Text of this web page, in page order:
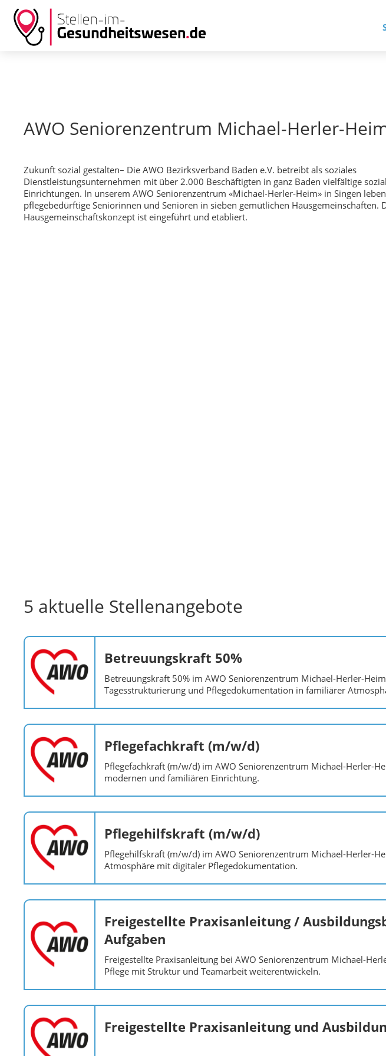
AWO Seniorenzentrum Michael-Herler-
Zukunft sozial gestalten– Die AWO Bezirksverband Baden e.V. betreibt als soziales
Dienstleistungsunternehmen mit über 2.000 Beschäftigten in ganz Baden vielfältige
Einrichtungen. In unserem AWO Seniorenzentrum «Michael-Herler-Heim» in Singen
pflegebedürftige Seniorinnen und Senioren in sieben gemütlichen Hausgemeinschaften.
Hausgemeinschaftskonzept ist eingeführt und etabliert.
5 aktuelle Stellenangebote
Betreuungskraft 50%
Betreuungskraft 50% im AWO Seniorenzentrum Michael-Herler-
Tagesstrukturierung und Pflegedokumentation in familiärer
Pflegefachkraft (m/w/d)
Pflegefachkraft (m/w/d) im AWO Seniorenzentrum Michael-Herler-
modernen und familiären Einrichtung.
Pflegehilfskraft (m/w/d)
Pflegehilfskraft (m/w/d) im AWO Seniorenzentrum Michael-Herler-
Atmosphäre mit digitaler Pflegedokumentation.
Freigestellte Praxisanleitung /
Aufgaben
Freigestellte Praxisanleitung bei AWO Seniorenzentrum Michael-
Pflege mit Struktur und Teamarbeit weiterentwickeln.
Freigestellte Praxisanleitung und